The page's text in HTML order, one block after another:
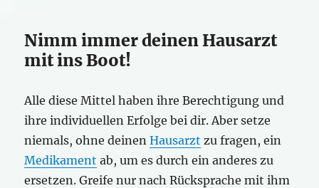
Nimm immer deinen Hausarzt
mit ins Boot!
Alle diese Mittel haben ihre Berechtigung und
ihre individuellen Erfolge bei dir. Aber setze
niemals, ohne deinenHausarzt zu fragen, ein
Medikament ab, um es durch ein anderes zu
ersetzen. Greife nur nach Rücksprache mit ihm